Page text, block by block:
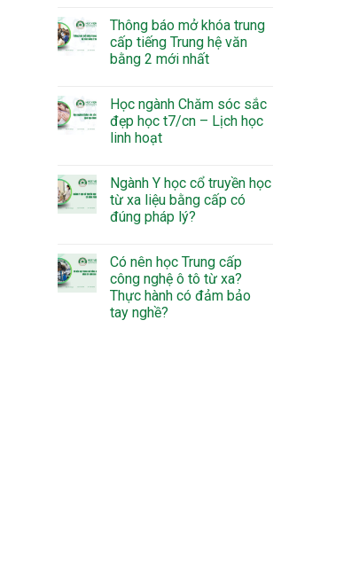
Thông báo mở khóa trung
cấp tiếng Trung hệ văn
bằng 2 mới nhất
Học ngành Chăm sóc sắc
đẹp học t7/cn – Lịch học
linh hoạt
Ngành Y học cổ truyền học
từ xa liệu bằng cấp có
đúng pháp lý?
Có nên học Trung cấp
công nghệ ô tô từ xa?
Thực hành có đảm bảo
tay nghề?